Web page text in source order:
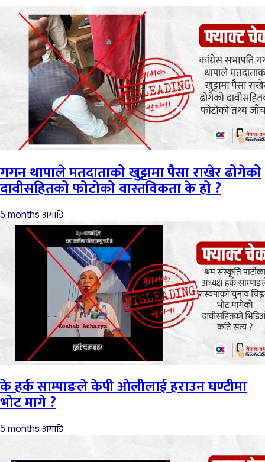
गगन थापाले मतदाताको खुट्टामा पैसा राखेर ढोगेको
दावीसहितको फोटोको वास्तविकता के हो ?
5 months अगाडि
के हर्क साम्पाङले केपी ओलीलाई हराउन घण्टीमा
भोट मागे ?
5 months अगाडि